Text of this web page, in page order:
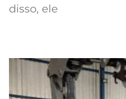
disso, ele